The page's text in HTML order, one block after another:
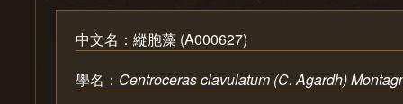
中文名：縱胞藻 (A000627)
學名： Centroceras clavulatum (C. Agardh)